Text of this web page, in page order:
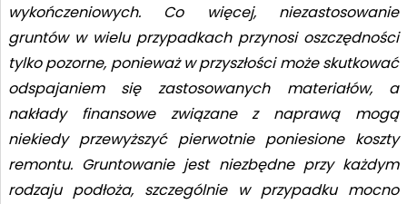
wykończeniowych. Co więcej, niezastosowanie
gruntów w wielu przypadkach przynosi oszczędności
tylko pozorne, ponieważ w przyszłości może skutkować
odspajaniem się zastosowanych materiałów, a
nakłady finansowe związane z naprawą mogą
niekiedy przewyższyć pierwotnie poniesione koszty
remontu. Gruntowanie jest niezbędne przy każdym
rodzaju podłoża, szczególnie w przypadku mocno